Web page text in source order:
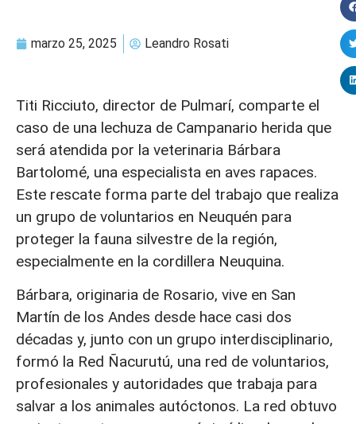
marzo 25, 2025 Leandro Rosati
Titi Ricciuto, director de Pulmarí, comparte el
caso de una lechuza de Campanario herida que
será atendida por la veterinaria Bárbara
Bartolomé, una especialista en aves rapaces.
Este rescate forma parte del trabajo que realiza
un grupo de voluntarios en Neuquén para
proteger la fauna silvestre de la región,
especialmente en la cordillera Neuquina.
Bárbara, originaria de Rosario, vive en San
Martín de los Andes desde hace casi dos
décadas y, junto con un grupo interdisciplinario,
formó la Red Ñacurutú, una red de voluntarios,
profesionales y autoridades que trabaja para
salvar a los animales autóctonos. La red obtuvo